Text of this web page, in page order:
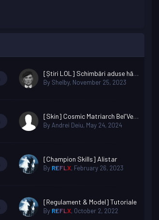
[Știri LOL] Schimbări aduse hărții din sezonul 2024
By Shelby, November 25, 2023
[Skin] Cosmic Matriarch Bel'Veth
By Andrei Deiu, May 24, 2024
[Champion Skills] Alistar
By REFLX, February 26, 2023
[Regulament & Model] Tutoriale
By REFLX, October 2, 2022